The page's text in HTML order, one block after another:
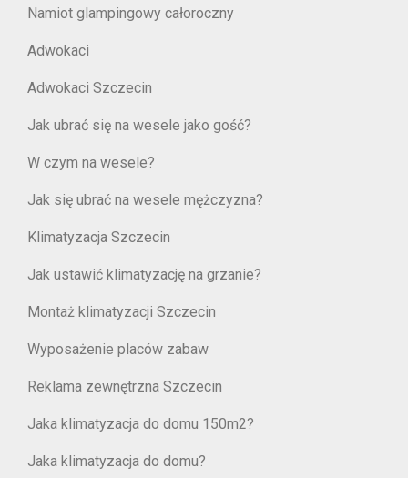
Namiot glampingowy całoroczny
Adwokaci
Adwokaci Szczecin
Jak ubrać się na wesele jako gość?
W czym na wesele?
Jak się ubrać na wesele mężczyzna?
Klimatyzacja Szczecin
Jak ustawić klimatyzację na grzanie?
Montaż klimatyzacji Szczecin
Wyposażenie placów zabaw
Reklama zewnętrzna Szczecin
Jaka klimatyzacja do domu 150m2?
Jaka klimatyzacja do domu?